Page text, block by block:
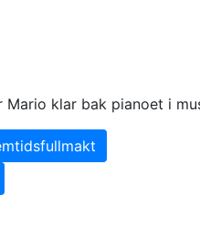
Mario klar bak pianoet i
Fremtidsfullmakt
i pinsen